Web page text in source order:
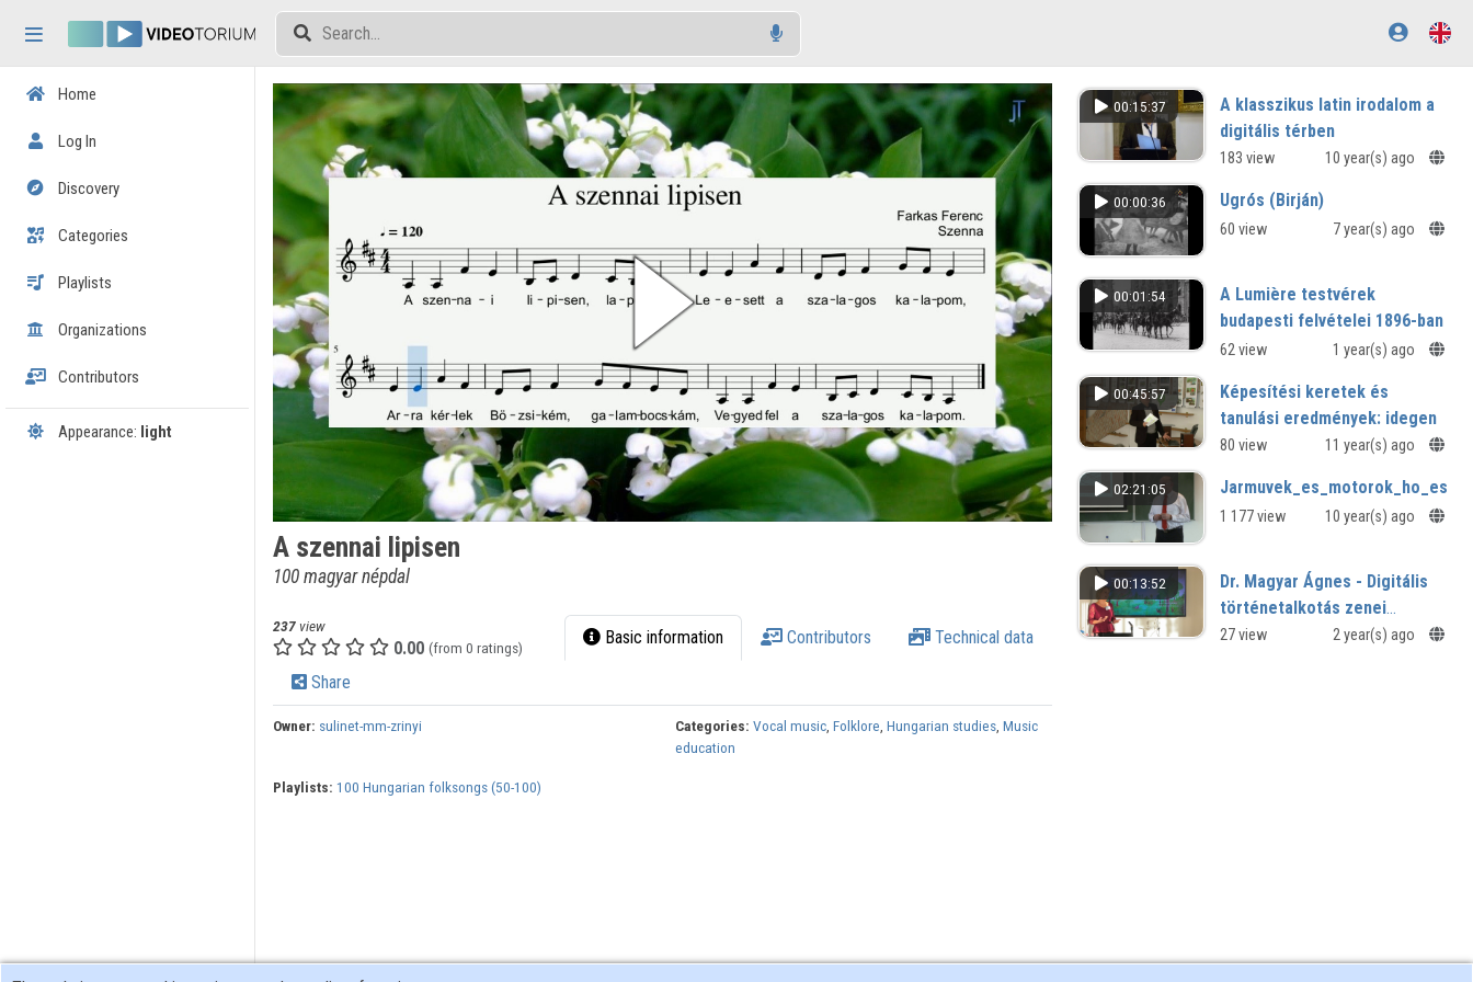
Home
Log In
Discovery
Categories
Playlists
Organizations
Contributors
Appearance: light
A szennai lipisen
100 magyar népdal
237view
0.00 (from 0 ratings) Basic information Contributors Technical data
Share
Owner: sulinet-mm-zrinyi Categories: Vocal music,Folklore,Hungarian studies,Music
education
Playlists: 100 Hungarian folksongs (50-100)
00:15:37
A klasszikus latin irodalom a
digitális térben
Ígéret vagy délibáb?
183 view 10 year(s) ago
00:00:36 Ugrós (Birján)
60 view 7 year(s) ago
00:01:54
A Lumière testvérek
budapesti felvételei 1896-ban
62 view 1 year(s) ago
00:45:57
Képesítési keretek és
tanulási eredmények: idegen
nyelvű képzés megformálási
"IDEGENBEN OTTHON" - TÁMOP
4.1.2.D12/1/KONV20120006
80 view 11 year(s) ago
02:21:05
1 177 view 10 year(s) ago
00:13:52
Dr. Magyar Ágnes - Digitális
történetalkotás zenei
impulzusra
27 view 2 year(s) ago